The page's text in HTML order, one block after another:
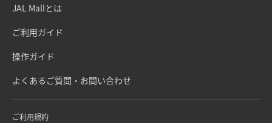
JAL Mallとは
ご利用ガイド
操作ガイド
よくあるご質問・お問い合わせ
ご利用規約